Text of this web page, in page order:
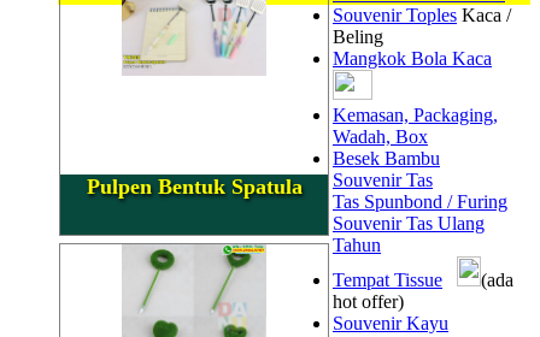
Pulpen Bentuk Spatula
Souvenir Toples Kaca /
Beling
Mangkok Bola Kaca
Kemasan, Packaging,
Wadah, Box
Besek Bambu
Souvenir Tas
Tas Spunbond / Furing
Souvenir Tas Ulang
Tahun
Tempat Tissue
(ada
hot offer)
Souvenir Kayu